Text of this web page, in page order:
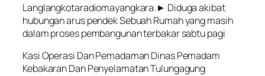
Langlangkotaradiomayangkara.► Diduga akibat
hubungan arus pendek Sebuah Rumah yang masih
dalam proses pembangunan terbakar sabtu pagi
Kasi Operasi Dan Pemadaman Dinas Pemadam
Kebakaran Dan Penyelamatan Tulungagung